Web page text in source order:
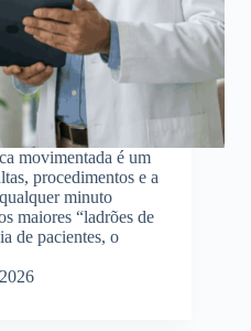
movimentada é um
procedimentos e a
minuto
maiores “ladrões de
de pacientes, o